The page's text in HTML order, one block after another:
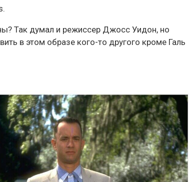
Так думал и режиссер Джосс Уидон, но
в этом образе кого-то другого кроме Галь